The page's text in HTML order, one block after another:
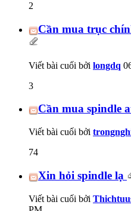
2
Cần mua trục
Viết bài cuối bởi longdq
3
Cần mua spindle
Viết bài cuối bởi
74
Xin hỏi spindle lạ
Viết bài cuối bởi